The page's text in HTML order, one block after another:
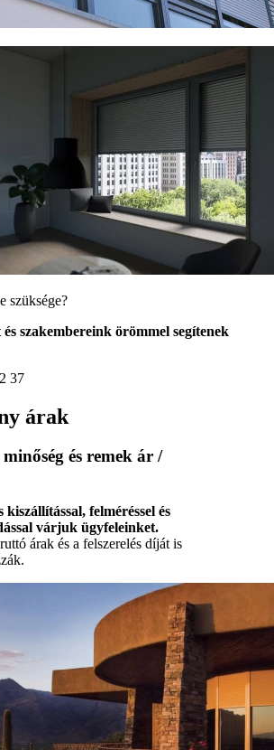
szüksége?
szakembereink örömmel segítenek
37
árak
és remek ár /
kiszállítással, felméréssel és
várjuk ügyfeleinket.
árak és a felszerelés díját is